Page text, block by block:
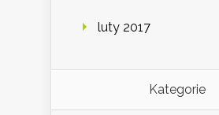
luty 2017
Kategorie